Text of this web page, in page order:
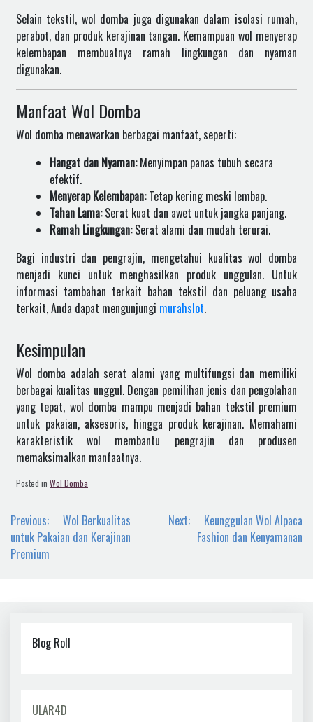
Selain tekstil, wol domba juga digunakan dalam isolasi rumah,
perabot, dan produk kerajinan tangan. Kemampuan wol menyerap
kelembapan membuatnya ramah lingkungan dan nyaman
digunakan.
Manfaat Wol Domba
Wol domba menawarkan berbagai manfaat, seperti:
Hangat dan Nyaman:Menyimpan panas tubuh secara
efektif.
Menyerap Kelembapan:Tetap kering meski lembap.
Tahan Lama:Serat kuat dan awet untuk jangka panjang.
Ramah Lingkungan:Serat alami dan mudah terurai.
Bagi industri dan pengrajin, mengetahui kualitas wol domba
menjadi kunci untuk menghasilkan produk unggulan. Untuk
informasi tambahan terkait bahan tekstil dan peluang usaha
terkait, Anda dapat mengunjungi murahslot.
Kesimpulan
Wol domba adalah serat alami yang multifungsi dan memiliki
berbagai kualitas unggul. Dengan pemilihan jenis dan pengolahan
yang tepat, wol domba mampu menjadi bahan tekstil premium
untuk pakaian, aksesoris, hingga produk kerajinan. Memahami
karakteristik wol membantu pengrajin dan produsen
memaksimalkan manfaatnya.
Posted in Wol Domba
Navigasi
pos
Previous:
Wol Berkualitas
untuk Pakaian dan Kerajinan
Premium
Next:
Keunggulan Wol Alpaca
Fashion dan Kenyamanan
Blog Roll
ULAR4D